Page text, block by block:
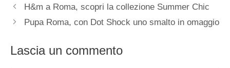
H&m a Roma, scopri la collezione Summer Chic
Pupa Roma, con Dot Shock uno smalto in omaggio
Lascia un commento